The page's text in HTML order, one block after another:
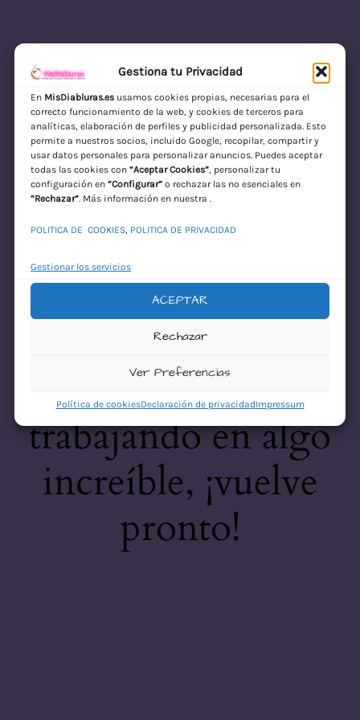
Gestiona tu Privacidad
En MisDiabluras.esusamos cookies propias, necesarias para el
correcto funcionamiento de la web, y cookies de terceros para
analíticas, elaboración de perfiles y publicidad personalizada. Esto
permite a nuestros socios, incluido Google, recopilar, compartir y
usar datos personales para personalizar anuncios. Puedes aceptar
todas las cookies con “Aceptar Cookies”, personalizar tu
configuración en “Configurar”o rechazar las no esenciales en
“Rechazar”. Más información en nuestra .
POLITICA DE COOKIES, POLITICA DE PRIVACIDAD
Gestionar los servicios
ACEPTAR
Rechazar
Ver Preferencias
Política de cookiesDeclaración de privacidadImpressum
MisDiabluras | Sexshop Online con Envío
Discreto en España
Acceder
¡Disculpa este
desastre! Estamos
trabajando en algo
increíble, ¡vuelve
pronto!